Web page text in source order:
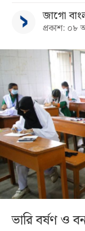
জাগো
প্রকাশ: ০৮
ভারি বর্ষণ ও